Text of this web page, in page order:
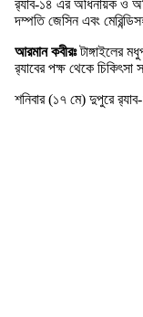
র‍্যাব-১৪ এর অধিনায়ক ও
দম্পতি জেসিন এবং
আরমান কবীরঃটাঙ্গাইলের
র‍্যাবের পক্ষ থেকে চিকিৎসা
শনিবার (১৭ মে) দুপুরে